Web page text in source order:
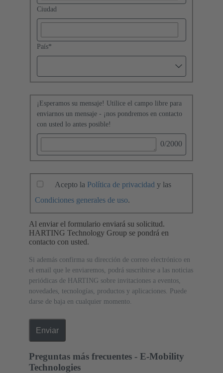
Ciudad
País*
¡Esperamos su mensaje! Utilice el campo libre para
enviarnos un mensaje - ¡nos pondremos en contacto
con usted lo antes posible!
0/2000
Acepto la Política de privacidad y las
Condiciones generales de uso.
Al enviar el formulario enviará su solicitud.
HARTING Technology Group se pondrá en
contacto con usted.
Si además confirma su dirección de correo electrónico en
el email que le enviaremos, podrá suscribirse a las noticias
periódicas de HARTING sobre invitaciones a eventos,
novedades, tecnologías, productos y aplicaciones. Puede
darse de baja en cualquier momento.
Enviar
Preguntas más frecuentes - E-Mobility
Technologies